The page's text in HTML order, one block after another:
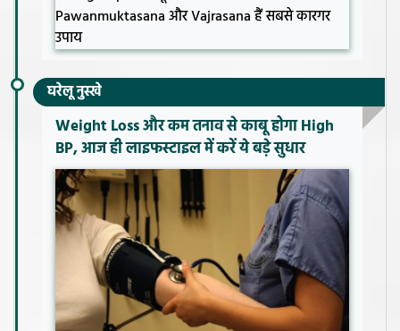
घरेलू नुस्खे
Weight Loss और कम तनाव से काबू होगा High
BP, आज ही लाइफस्टाइल में करें ये बड़े सुधार